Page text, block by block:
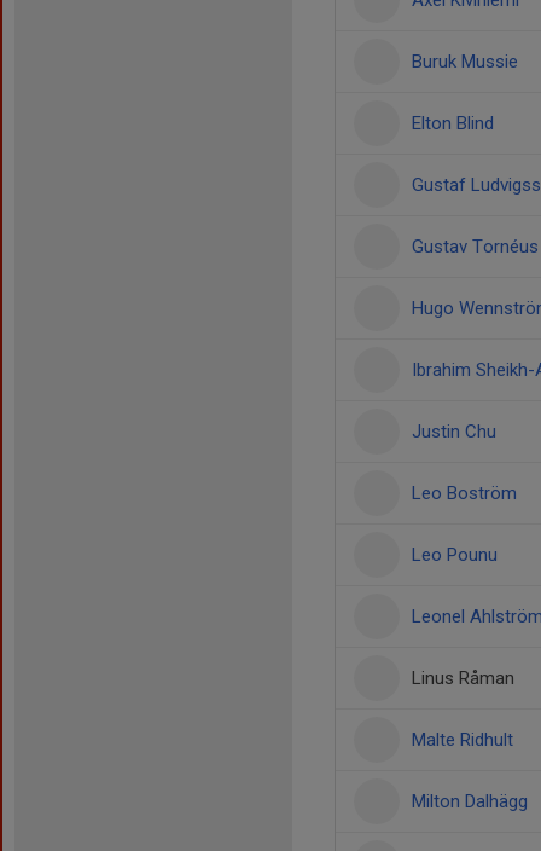
Buruk Mussie
Elton Blind
Gustaf
Gustav Tornéus
Hugo
Ibrahim Sheikh-
Justin Chu
Leo Boström
Leo Pounu
Leonel Ahlström
Linus Råman
Malte Ridhult
Milton Dalhägg